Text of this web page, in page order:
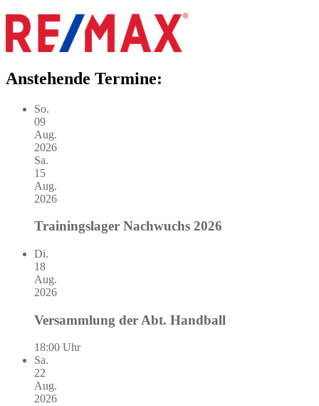
Anstehende Termine:
So.
09
Aug.
2026
Sa.
15
Aug.
2026
Trainingslager Nachwuchs 2026
Di.
18
Aug.
2026
Versammlung der Abt. Handball
18:00 Uhr
Sa.
22
Aug.
2026